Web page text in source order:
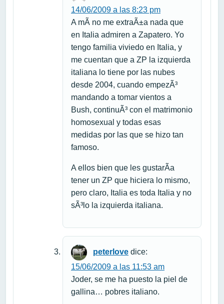
14/06/2009 a las 8:23 pm
A mÃ­ no me extraÃ±a nada que
en Italia admiren a Zapatero. Yo
tengo familia viviedo en Italia, y
me cuentan que a ZP la izquierda
italiana lo tiene por las nubes
desde 2004, cuando empezÃ³
mandando a tomar vientos a
Bush, continuÃ³ con el matrimonio
homosexual y todas esas
medidas por las que se hizo tan
famoso.
A ellos bien que les gustarÃ­a
tener un ZP que hiciera lo mismo,
pero claro, Italia es toda Italia y no
sÃ³lo la izquierda italiana.
peterlove dice:
15/06/2009 a las 11:53 am
Joder, se me ha puesto la piel de
gallina… pobres italiano.